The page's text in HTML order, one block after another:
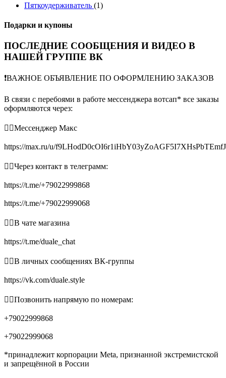
Пяткоудерживатель (1)
Подарки и купоны
ПОСЛЕДНИЕ СООБЩЕНИЯ И ВИДЕО В
НАШЕЙ ГРУППЕ ВК
❗️ВАЖНОЕ ОБЪЯВЛЕНИЕ ПО ОФОРМЛЕНИЮ ЗАКАЗОВ
В связи с перебоями в работе мессенджера вотсап* все заказы
оформляются через:
👉🏻Мессенджер Макс
https://max.ru/u/
👉🏻Через контакт в телеграмм:
https://t.me/+79022999868
https://t.me/+79022999068
👉🏻В чате магазина
https://t.me/duale_chat
👉🏻В личных сообщениях ВК-группы
https://vk.com/duale.style
👉🏻Позвонить напрямую по номерам:
+79022999868
+79022999068
*принадлежит корпорации Meta, признанной экстремистской
и запрещённой в России